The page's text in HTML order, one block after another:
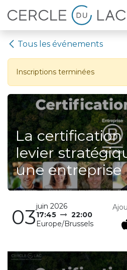
Se rendre au contenu
Tous les événements
Inscriptions terminées
La certification
levier
une entreprise
03juin 2026
17:45
22:00
Europe/Brussels